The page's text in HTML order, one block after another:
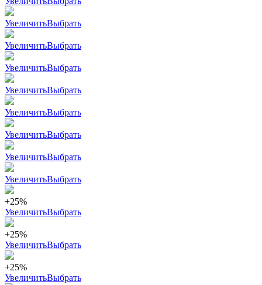
УвеличитьВыбрать
УвеличитьВыбрать
УвеличитьВыбрать
УвеличитьВыбрать
УвеличитьВыбрать
УвеличитьВыбрать
УвеличитьВыбрать
УвеличитьВыбрать
+25%
УвеличитьВыбрать
+25%
УвеличитьВыбрать
+25%
УвеличитьВыбрать